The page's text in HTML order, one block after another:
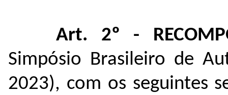
Art. 2º -
Simpósio Brasileiro de
2023), com os seguintes